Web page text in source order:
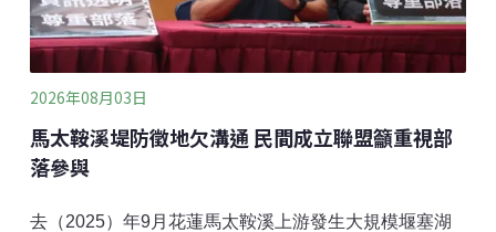
2026年08月03日
馬太鞍溪堤防徵地欠溝通 民間成立聯盟籲重視部
落參與
去（2025）年9月花蓮馬太鞍溪上游發生大規模堰塞湖